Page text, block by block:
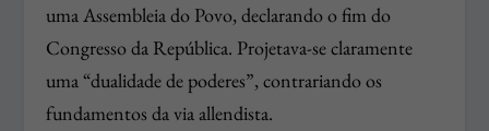
uma Assembleia do Povo, declarando o fim do
Congresso da República. Projetava-se claramente
uma “dualidade de poderes”, contrariando os
fundamentos da via allendista.